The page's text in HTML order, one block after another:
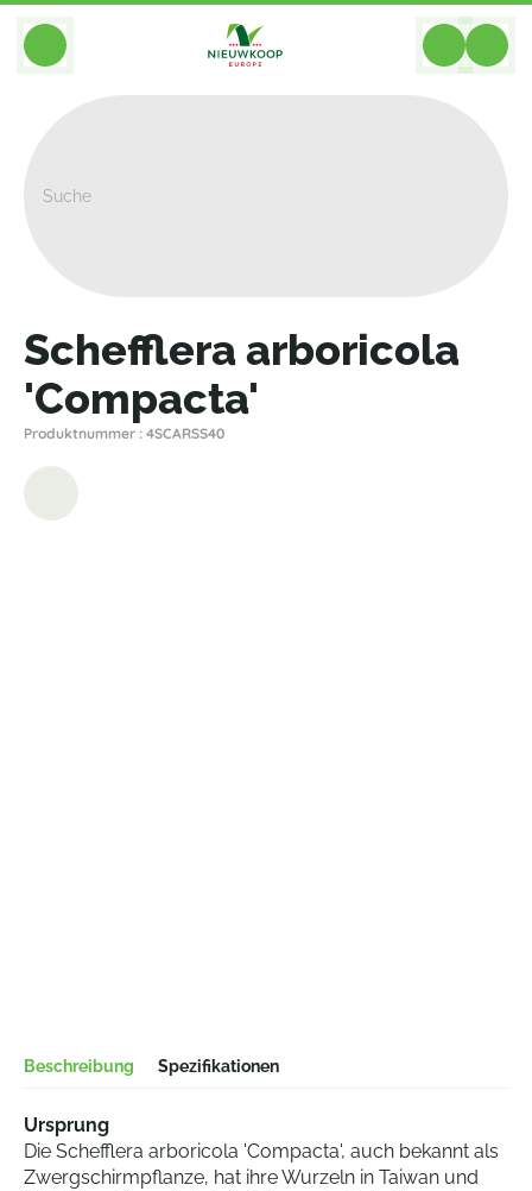
BACK
Schefflera arboricola
'Compacta'
Produktnummer : 4SCARSS40
Beschreibung Spezifikationen
Ursprung
Die Schefflera arboricola 'Compacta', auch bekannt als
Zwergschirmpflanze, hat ihre Wurzeln in Taiwan und